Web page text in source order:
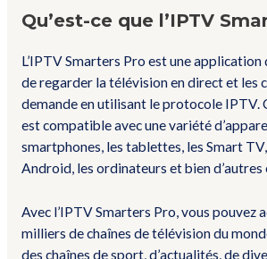
Qu’est-ce que l’IPTV
L’IPTV Smarters Pro est une
de regarder la télévision en direct et les
demande en utilisant le protocole IPTV.
est compatible avec une variété
smartphones, les tablettes, les Smart
Android, les ordinateurs et bien d’autres
Avec l’IPTV Smarters Pro, vous pouvez
milliers de chaînes de télévision du
des chaînes de sport, d’actualités, de